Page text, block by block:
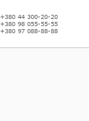
+380 44 300-20-20
+380 98 055-55-55
+380 97 088-88-88